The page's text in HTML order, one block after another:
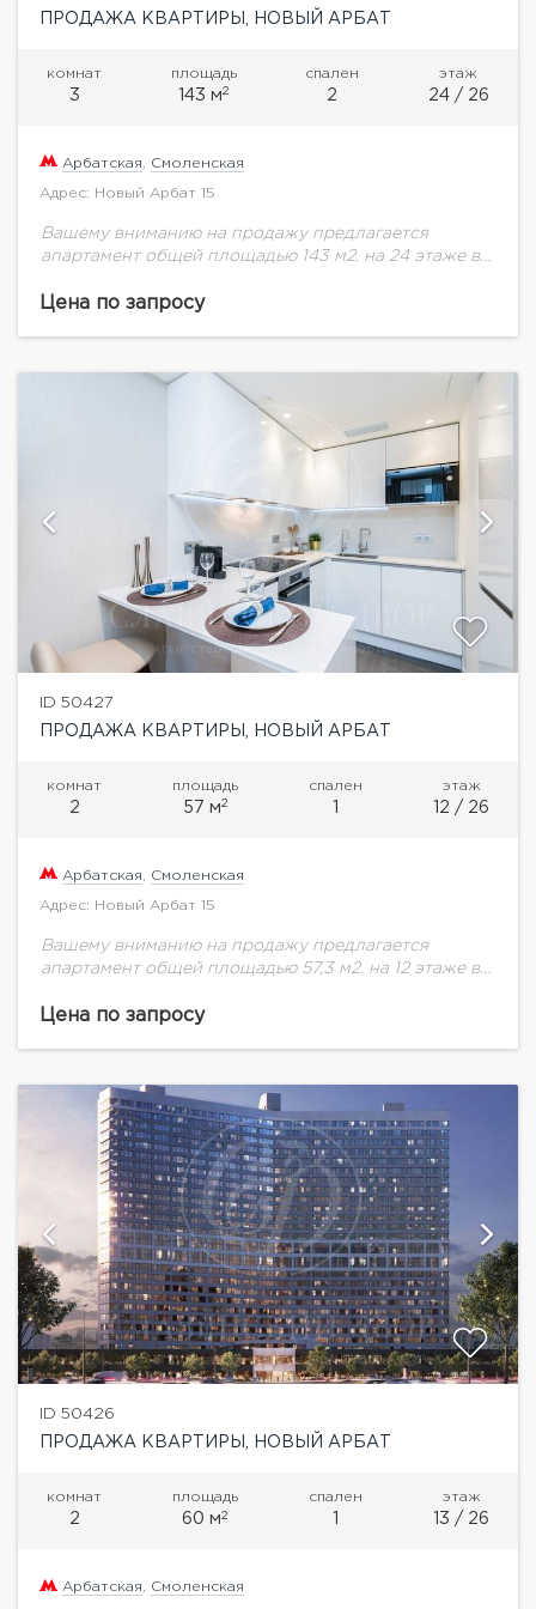
ПРОДАЖА КВАРТИРЫ, НОВЫЙ АРБАТ
комнат
3
площадь
143 м2
спален
2
этаж
24 / 26
Арбатская Смоленская
Адрес: Новый Арбат 15
Вашему вниманию на продажу предлагается
апартамент общей площадью 143 м2. на 24 этаже в
премиальной локации на Новом Арбате, в...
Цена по запросу
ID 50427
ПРОДАЖА КВАРТИРЫ, НОВЫЙ АРБАТ
комнат
2
площадь
57 м2
спален
1
этаж
12 / 26
Арбатская Смоленская
Адрес: Новый Арбат 15
Вашему вниманию на продажу предлагается
апартамент общей площадью 57,3 м2. на 12 этаже в
премиальной локации на Новом Арбате, в...
Цена по запросу
ID 50426
ПРОДАЖА КВАРТИРЫ, НОВЫЙ АРБАТ
комнат
2
площадь
60 м2
спален этаж
13 / 26
Арбатская, Смоленская